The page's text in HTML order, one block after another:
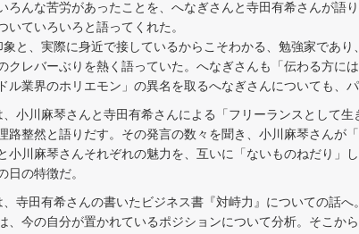
ろんな苦労があったことを、へなぎさんと寺田有希さんが語
いていろいろと語ってくれた。
と、実際に身近で接しているからこそわかる、勉強家であ
クレバーぶりを熱く語っていた。へなぎさんも「伝わる方に
ル業界のホリエモン」の異名を取るへなぎさんについても、
小川麻琴さんと寺田有希さんによる「フリーランスとして
路整然と語りだす。その発言の数々を聞き、小川麻琴さんが
小川麻琴さんそれぞれの魅力を、互いに「ないものねだり
日の特徴だ。
寺田有希さんの書いたビジネス書『対峙力』についての話
、今の自分が置かれているポジションについて分析。そこか